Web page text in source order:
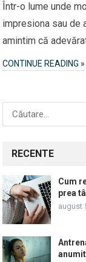
Într-o lume unde
impresiona sau de
amintim că
CONTINUE READING »
Caută
RECENTE
Cum
prea
august